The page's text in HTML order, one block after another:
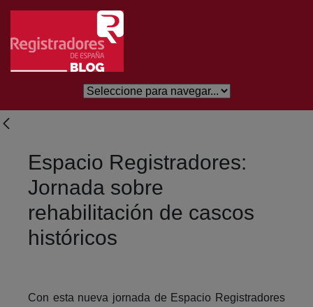
Skip to Main Content
Espacio Registradores:
Jornada sobre
rehabilitación de cascos
históricos
Con esta nueva jornada de Espacio Registradores